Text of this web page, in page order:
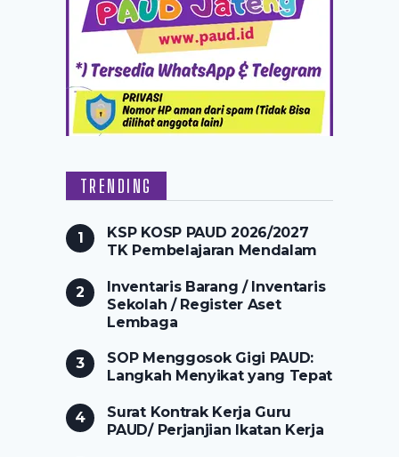
TRENDING
KSP KOSP PAUD 2026/2027
TK Pembelajaran Mendalam
Inventaris Barang / Inventaris
Sekolah / Register Aset
Lembaga
SOP Menggosok Gigi PAUD:
Langkah Menyikat yang Tepat
Surat Kontrak Kerja Guru
PAUD/ Perjanjian Ikatan Kerja